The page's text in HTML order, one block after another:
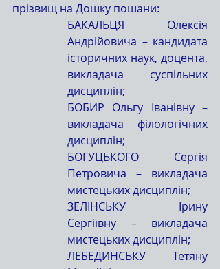
прізвищ на Дошку пошани:
БАКАЛЬЦЯ Олексія
Андрійовича – кандидата
історичних наук, доцента,
викладача суспільних
дисциплін;
БОБИР Ольгу Іванівну –
викладача філологічних
дисциплін;
БОГУЦЬКОГО Сергія
Петровича – викладача
мистецьких дисциплін;
ЗЕЛІНСЬКУ Ірину
Сергіївну – викладача
мистецьких дисциплін;
ЛЕБЕДИНСЬКУ Тетяну